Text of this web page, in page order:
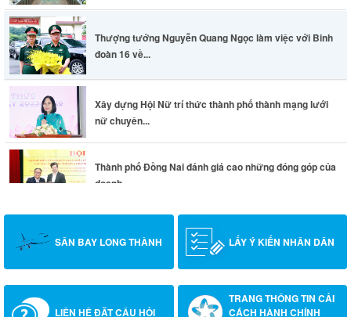
Thượng tướng Nguyễn Quang Ngọc làm việc với Binh
đoàn 16 về...
Xây dựng Hội Nữ trí thức thành phố thành mạng lưới
nữ chuyên...
Thành phố Đồng Nai đánh giá cao những đóng góp của
doanh...
SÂN BAY LONG THÀNH LẤY Ý KIẾN NHÂN DÂN
LIÊN HỆ ĐẶT CÂU HỎI
TRANG THÔNG TIN CẢI
CÁCH HÀNH CHÍNH